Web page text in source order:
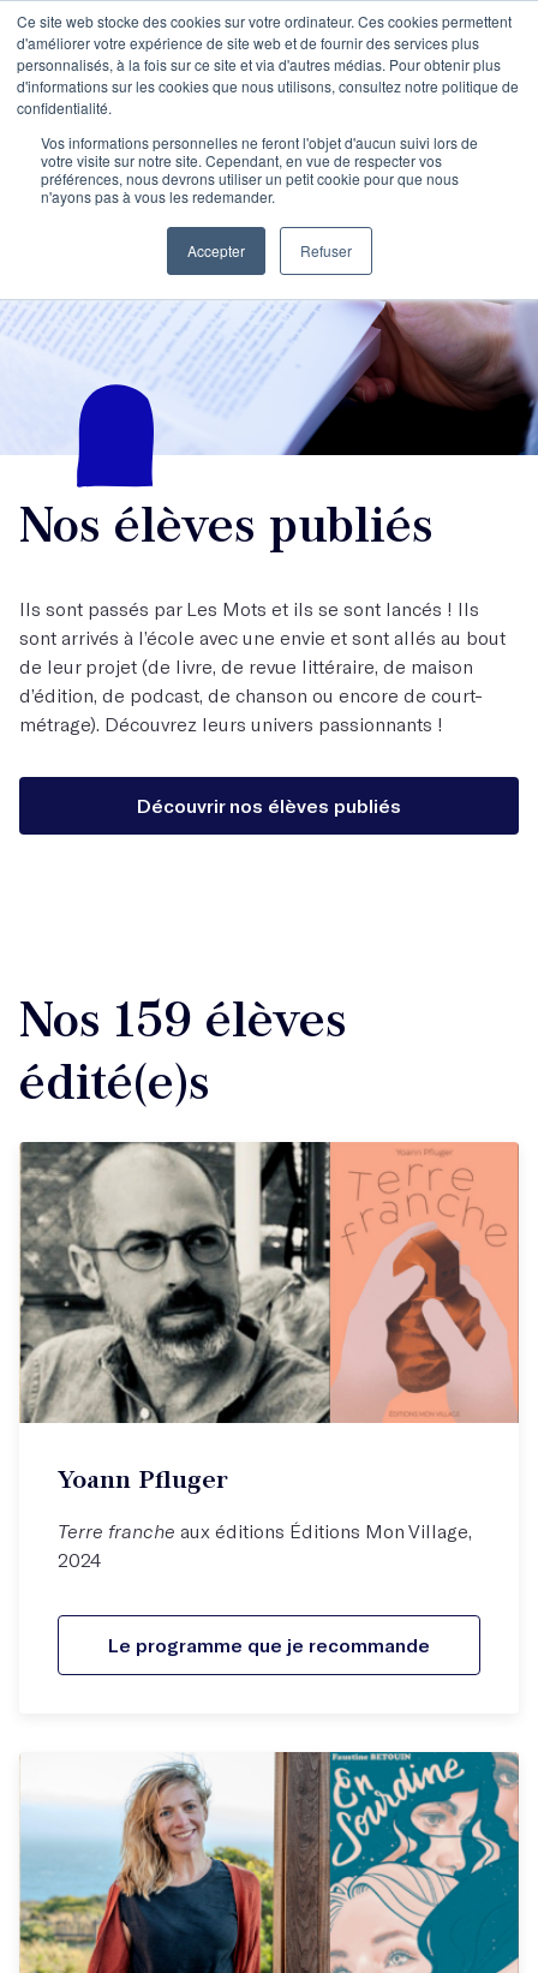
Ce site web stocke des cookies sur votre ordinateur. Ces cookies permettent
d'améliorer votre expérience de site web et de fournir des services plus
personnalisés, à la fois sur ce site et via d'autres médias. Pour obtenir plus
d'informations sur les cookies que nous utilisons, consultez notre politique de
confidentialité.
Vos informations personnelles ne feront l'objet d'aucun suivi lors de
votre visite sur notre site. Cependant, en vue de respecter vos
préférences, nous devrons utiliser un petit cookie pour que nous
n'ayons pas à vous les redemander.
Accepter Refuser
Nos élèves publiés
Ils sont passés par Les Mots et ils se sont lancés ! Ils
sont arrivés à l’école avec une envie et sont allés au bout
de leur projet (de livre, de revue littéraire, de maison
d’édition, de podcast, de chanson ou encore de court-
métrage). Découvrez leurs univers passionnants !
Découvrir nos élèves publiés
Nos 159 élèves
édité(e)s
Yoann Pfluger
Terre franche aux éditions Éditions Mon Village,
2024
Le programme que je recommande